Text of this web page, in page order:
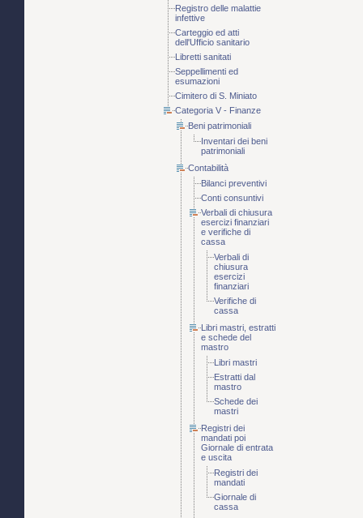
Registro delle malattie
infettive
Carteggio ed atti
dell'Ufficio sanitario
Libretti sanitati
Seppellimenti ed
esumazioni
Cimitero di S. Miniato
Categoria V - Finanze
Beni patrimoniali
Inventari dei beni
patrimoniali
Contabilità
Bilanci preventivi
Conti consuntivi
Verbali di chiusura
esercizi finanziari
e verifiche di
cassa
Verbali di
chiusura
esercizi
finanziari
Verifiche di
cassa
Libri mastri, estratti
e schede del
mastro
Libri mastri
Estratti dal
mastro
Schede dei
mastri
Registri dei
mandati poi
Giornale di entrata
e uscita
Registri dei
mandati
Giornale di
cassa